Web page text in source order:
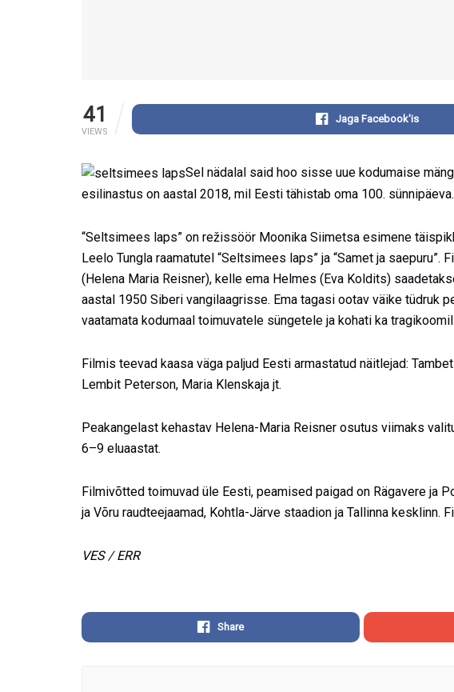
41
VIEWS
Jaga Facebook'is
Sel nädalal said hoo sisse uue kodumaise
esilinastus on aastal 2018, mil Eesti tähistab oma 100. sünnipäeva.
“Seltsimees laps” on režissöör Moonika Siimetsa esimene
Leelo Tungla raamatutel “Seltsimees laps” ja “Samet ja
(Helena Maria Reisner), kelle ema Helmes (Eva Koldits)
aastal 1950 Siberi vangilaagrisse. Ema tagasi ootav väike tüdruk
vaatamata kodumaal toimuvatele süngetele ja kohati ka
Filmis teevad kaasa väga paljud Eesti armastatud näitlejad:
Lembit Peterson, Maria Klenskaja jt.
Peakangelast kehastav Helena-Maria Reisner osutus viimaks
6–9 eluaastat.
Filmivõtted toimuvad üle Eesti, peamised paigad on Rägavere ja
ja Võru raudteejaamad, Kohtla-Järve staadion ja Tallinna kesklinn.
VES / ERR
Share